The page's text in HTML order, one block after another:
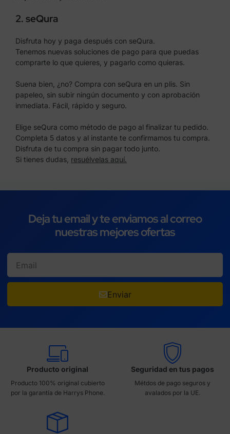
2. seQura
Disfruta hoy y paga después con seQura.
Tenemos nuevas soluciones de pago para que puedas
comprarte lo que quieres, y pagarlo como quieras.
Suena bien, ¿no? Compra con seQura en un plis. Sin
papeleo, sin subir ningún documento y con aprobación
inmediata. Fácil, rápido y seguro.
Elige seQura como método de pago al finalizar tu pedido.
Completa 5 datos y al instante te confirmamos tu compra.
Disfruta de tu compra sin pagar todo junto.
Si tienes dudas, resuélvelas aquí.
Deja tu email y te enviamos al correo
nuestras mejores ofertas
Enviar
Producto original
Producto 100% original cubierto
por la garantía de Harrys Phone.
Seguridad en tus pagos
Métdos de pago seguros y
avalados por la UE.